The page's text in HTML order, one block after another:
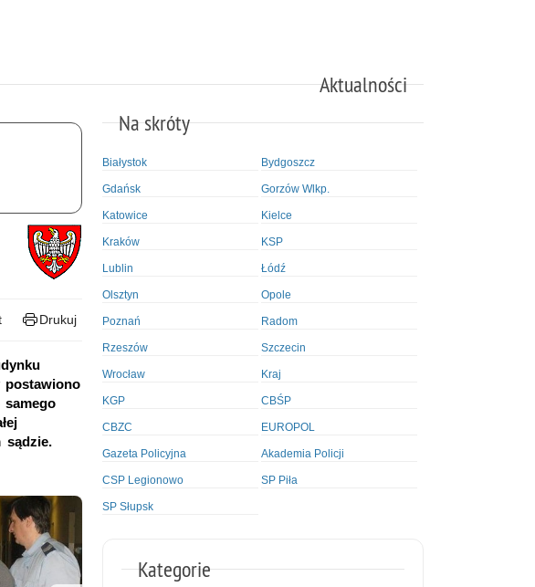
Aktualności
Drukuj
postawiono
sądzie.
Na skróty
Białystok Bydgoszcz
Gdańsk Gorzów Wlkp.
Katowice Kielce
Kraków KSP
Lublin Łódź
Olsztyn Opole
Poznań Radom
Rzeszów Szczecin
Wrocław Kraj
KGP CBŚP
CBZC EUROPOL
Gazeta Policyjna Akademia Policji
CSP Legionowo SP Piła
SP Słupsk
Kategorie